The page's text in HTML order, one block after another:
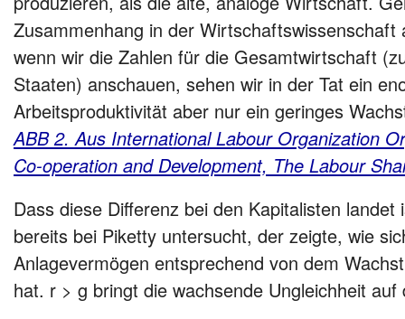
Zusammenhang in der Wirtschaftswissenschaft
wenn wir die Zahlen für die Gesamtwirtschaft
Staaten) anschauen, sehen wir in der Tat ein
Arbeitsproduktivität aber nur ein geringes
ABB 2. Aus International Labour Organization
Co-operation and Development, The Labour
Dass diese Differenz bei den Kapitalisten
bereits bei Piketty untersucht, der zeigte, wie
Anlagevermögen entsprechend von dem
hat. r > g bringt die wachsende Ungleichheit auf